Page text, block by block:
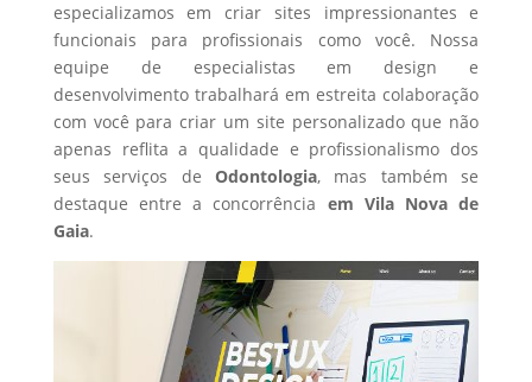
especializamos em criar sites impressionantes e
funcionais para profissionais como você. Nossa
equipe de especialistas em design e
desenvolvimento trabalhará em estreita colaboração
com você para criar um site personalizado que não
apenas reflita a qualidade e profissionalismo dos
seus serviços de Odontologia, mas também se
destaque entre a concorrência em Vila Nova de
Gaia.